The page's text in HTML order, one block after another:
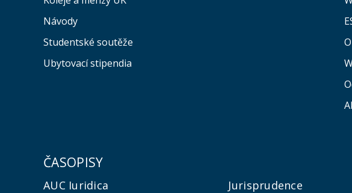
Návody
Studentské soutěže
Ubytovací stipendia
ČASOPISY
AUC Iuridica Jurisprudence